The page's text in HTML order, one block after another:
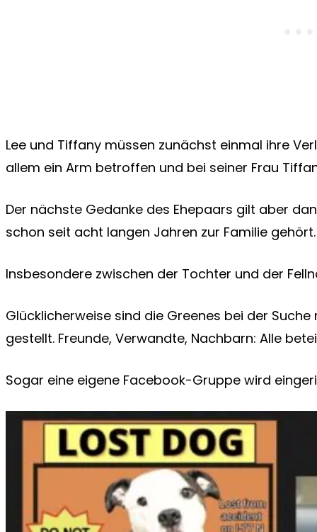
Lee und Tiffany müssen zunächst einmal ihre
allem ein Arm betroffen und bei seiner Frau
Der nächste Gedanke des Ehepaars gilt aber
schon seit acht langen Jahren zur Familie gehört.
Insbesondere zwischen der Tochter und der
Glücklicherweise sind die Greenes bei der
gestellt. Freunde, Verwandte, Nachbarn: Alle
Sogar eine eigene Facebook-Gruppe wird